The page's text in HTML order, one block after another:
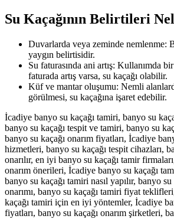
Su Kaçağının Belirtileri
Duvarlarda veya zeminde nemlenme:
yaygın belirtisidir.
Su faturasında ani artış: Kullanımda
faturada artış varsa, su kaçağı olabilir.
Küf ve mantar oluşumu: Nemli
görülmesi, su kaçağına işaret edebilir.
İcadiye banyo su kaçağı tamiri, banyo su
banyo su kaçağı tespit ve tamiri, banyo su
banyo su kaçağı onarım fiyatları, İcadiye
hizmetleri, banyo su kaçağı tespit cihazları,
onarılır, en iyi banyo su kaçağı tamir
onarım önerileri, İcadiye banyo su kaçağı
banyo su kaçağı tamiri nasıl yapılır, banyo
onarımı, banyo su kaçağı tamiri fiyat
kaçağı tamiri için en iyi yöntemler, İcadiye
fiyatları, banyo su kaçağı onarım şirketleri,